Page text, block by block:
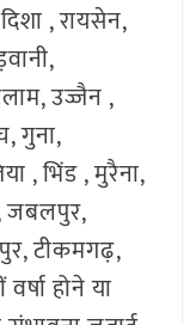
, रायसेन,
उज्जैन ,
गुना,
, भिंड , मुरैना,
जबलपुर,
टीकमगढ़,
होने या